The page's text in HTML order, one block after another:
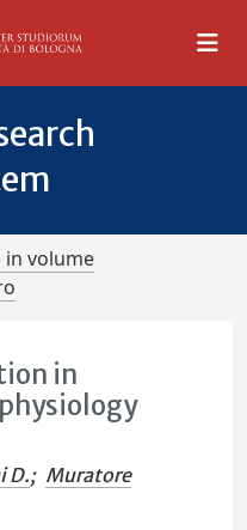
volume
in
D.; Muratore